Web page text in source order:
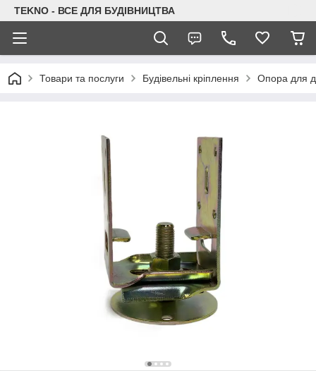
TEKNO - ВСЕ ДЛЯ БУДІВНИЦТВА
Товари та послуги Будівельні кріплення Опора для